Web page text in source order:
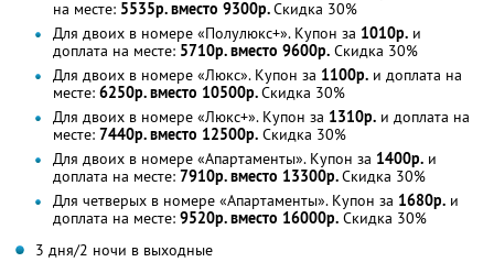
на месте: 5535р. вместо 9300р.Скидка 30%
Для двоих в номере «Полулюкс+». Купон за 1010р. и
доплата на месте: 5710р. вместо 9600р. Скидка 30%
Для двоих в номере «Люкс». Купон за 1100р. и доплата на
месте: 6250р. вместо 10500р.Скидка 30%
Для двоих в номере «Люкс+». Купон за 1310р. и доплата на
месте: 7440р. вместо 12500р. Скидка 30%
Для двоих в номере «Апартаменты». Купон за 1400р. и
доплата на месте: 7910р. вместо 13300р.Скидка 30%
Для четверых в номере «Апартаменты». Купон за 1680р. и
доплата на месте: 9520р. вместо 16000р. Скидка 30%
3 дня/2 ночи в выходные